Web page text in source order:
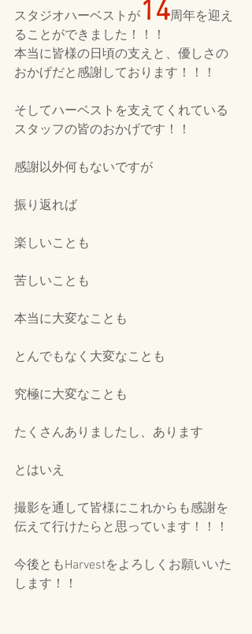
スタジオハーベストが 14周年を迎え
ることができました！！！
本当に皆様の日頃の支えと、優しさの
おかげだと感謝しております！！！
そしてハーベストを支えてくれている
スタッフの皆のおかげです！！
感謝以外何もないですが
振り返れば
楽しいことも
苦しいことも
本当に大変なことも
とんでもなく大変なことも
究極に大変なことも
たくさんありましたし、あります
とはいえ
撮影を通して皆様にこれからも感謝を
伝えて行けたらと思っています！！！
今後ともHarvestをよろしくお願いいた
します！！